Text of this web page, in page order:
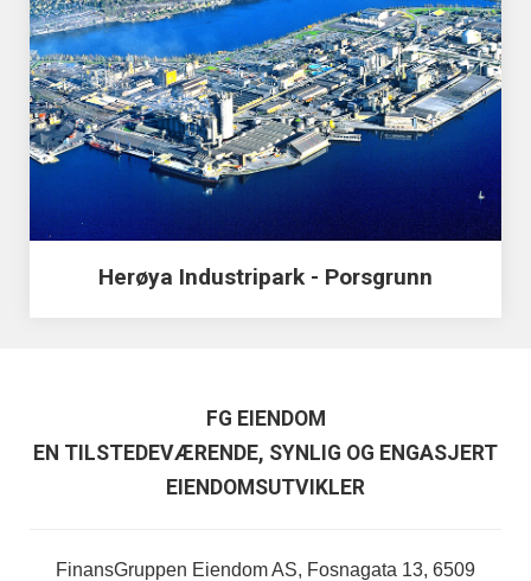
Herøya Industripark - Porsgrunn
FG EIENDOM
EN TILSTEDEVÆRENDE, SYNLIG OG ENGASJERT
EIENDOMSUTVIKLER
FinansGruppen Eiendom AS, Fosnagata 13, 6509